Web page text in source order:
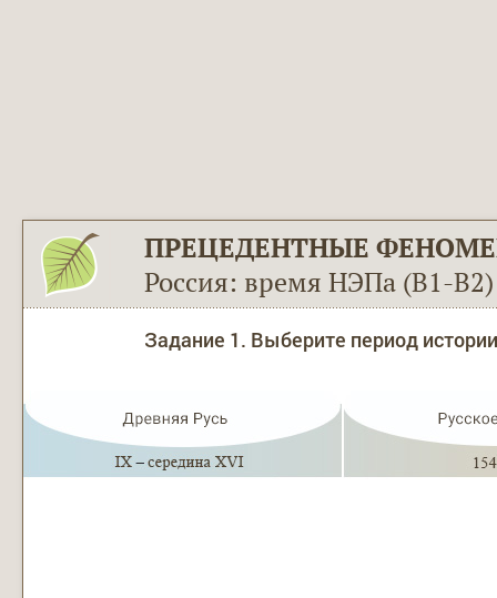
ПРЕЦЕДЕНТНЫЕ
Россия: время НЭПа (В1-В2)
Задание 1. Выберите период